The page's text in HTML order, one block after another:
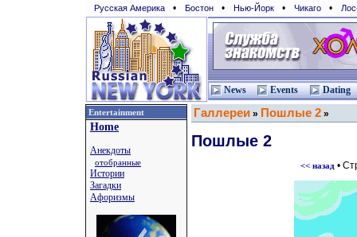
Русская Америка • Бостон • Нью-Йорк • Чикаго •
News Events Dating
Entertainment
Home
Анекдоты
отобранные
Истории
Загадки
Афоризмы
Галлереи » Пошлые 2 »
Пошлые 2
<< назад •